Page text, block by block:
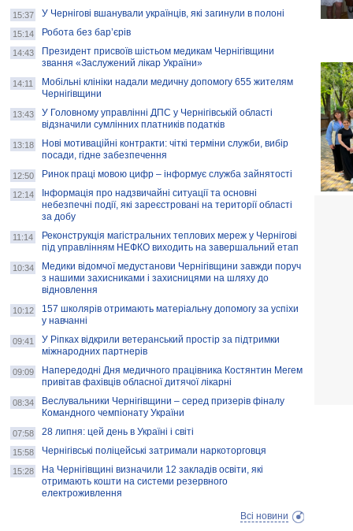
Золота тварина: видання Forbes
написало про чернігівця Патрона: хто і
скільки на ньому заробляє? І куди
витрачають?
15:37 У Чернігові вшанували українців, які загинули в полоні
15:14 Робота без бар’єрів
14:43
Президент присвоїв шістьом медикам Чернігівщини
звання «Заслужений лікар України»
14:11
Мобільні клініки надали медичну допомогу 655 жителям
Чернігівщини
13:43
У Головному управлінні ДПС у Чернігівській області
відзначили сумлінних платників податків
13:18
Нові мотиваційні контракти: чіткі терміни служби, вибір
посади, гідне забезпечення
12:50 Ринок праці мовою цифр – інформує служба зайнятості
12:14
Інформація про надзвичайні ситуації та основні
небезпечні події, які зареєстровані на території області
за добу
11:14
Реконструкція магістральних теплових мереж у Чернігові
під управлінням НЕФКО виходить на завершальний етап
10:34
Медики відомчої медустанови Чернігівщини завжди поруч
з нашими захисниками і захисницями на шляху до
відновлення
10:12
157 школярів отримають матеріальну допомогу за успіхи
у навчанні
09:41
У Ріпках відкрили ветеранський простір за підтримки
міжнародних партнерів
09:09
Напередодні Дня медичного працівника Костянтин Мегем
привітав фахівців обласної дитячої лікарні
08:34
Веслувальники Чернігівщини – серед призерів фіналу
Командного чемпіонату України
07:58 28 липня: цей день в Україні і світі
15:58 Чернігівські поліцейські затримали наркоторговця
15:28
На Чернігівщині визначили 12 закладів освіти, які
отримають кошти на системи резервного
електроживлення
Всі новини